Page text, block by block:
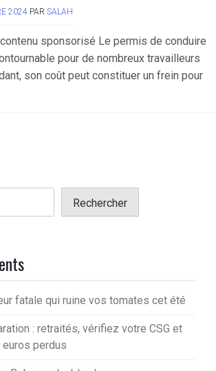
2024 PAR SALAH
sponsorisé Le permis de conduire
pour de nombreux travailleurs
son coût peut constituer un frein pour
Rechercher
fatale qui ruine vos tomates cet été
: retraités, vérifiez votre CSG et
perdus